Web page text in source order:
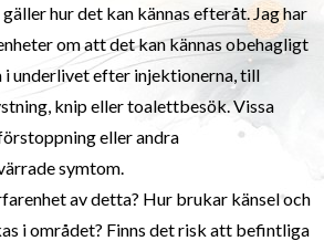
hur det kan kännas efteråt. Jag har
om att det kan kännas obehagligt
i underlivet efter injektionerna, till
knip eller toalettbesök. Vissa
eller andra
symtom.
av detta? Hur brukar känsel och
i området? Finns det risk att befintliga